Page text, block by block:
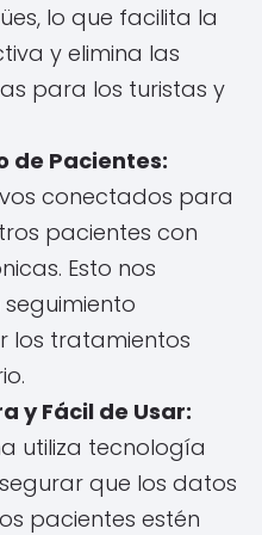
lo que facilita la
y elimina las
para los turistas y
de Pacientes:
conectados para
pacientes con
Esto nos
los tratamientos
y Fácil de Usar:
utiliza tecnología
que los datos
pacientes estén